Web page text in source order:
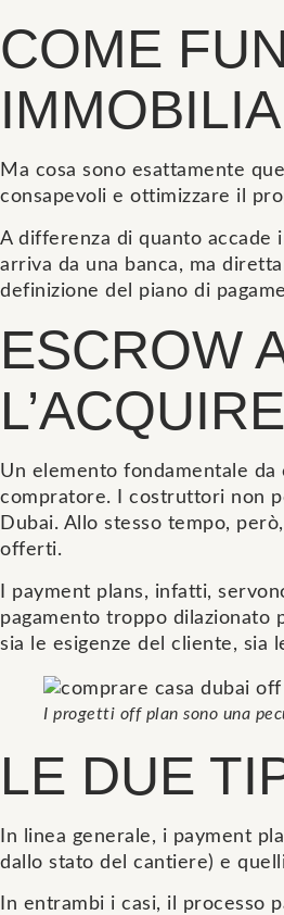
COME
Ma cosa sono esattamente
consapevoli e ottimizzare il
A differenza di quanto accade
arriva da una banca, ma
definizione del piano di
ESCROW
Un elemento fondamentale
compratore. I costruttori non
Dubai. Allo stesso tempo,
offerti.
I payment plans, infatti,
pagamento troppo
sia le esigenze del cliente, sia
I progetti off plan sono una
LE DUE
In linea generale, i payment
dallo stato del cantiere) e
In entrambi i casi, il processo